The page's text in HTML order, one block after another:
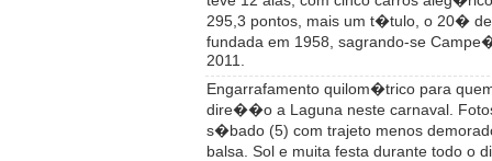
295,3 pontos, mais um t�tulo, o 20�
fundada em 1958, sagrando-se
2011.
Engarrafamento quilom�trico para
dire��o a Laguna neste carnaval.
s�bado (5) com trajeto menos
balsa. Sol e muita festa durante todo o